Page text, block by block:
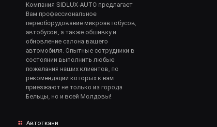
Компания SIDLUX-AUTO предлагает
Вам профессиональное
переоборудование микроавтобусов,
автобусов, а также обшивку и
обновление салона вашего
автомобиля. Опытные сотрудники в
состоянии выполнить любые
пожелания наших клиентов, по
рекомендации которых к нам
приезжают не только из города
Бельцы, но и всей Молдовы!
Автоткани